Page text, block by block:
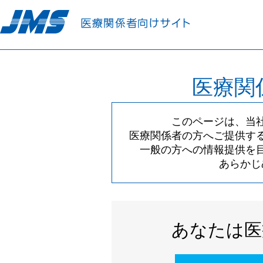
医療
このページは、当
医療関係者の方へご提供す
一般の方への情報提供を
あらか
あなたは